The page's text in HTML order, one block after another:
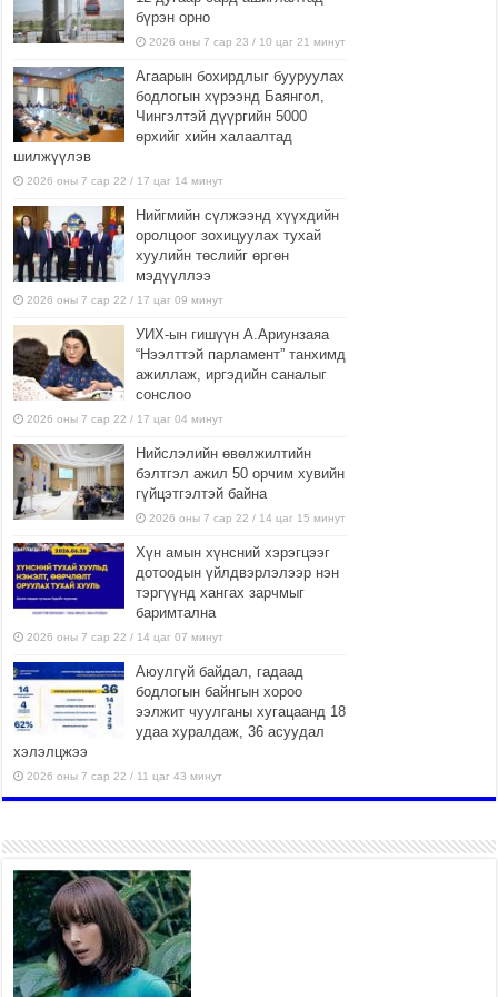
бүрэн орно
2026 оны 7 сар 23 / 10 цаг 21 минут
Агаарын бохирдлыг бууруулах
бодлогын хүрээнд Баянгол,
Чингэлтэй дүүргийн 5000
өрхийг хийн халаалтад
шилжүүлэв
2026 оны 7 сар 22 / 17 цаг 14 минут
Нийгмийн сүлжээнд хүүхдийн
оролцоог зохицуулах тухай
хуулийн төслийг өргөн
мэдүүллээ
2026 оны 7 сар 22 / 17 цаг 09 минут
УИХ-ын гишүүн А.Ариунзаяа
“Нээлттэй парламент” танхимд
ажиллаж, иргэдийн саналыг
сонслоо
2026 оны 7 сар 22 / 17 цаг 04 минут
Нийслэлийн өвөлжилтийн
бэлтгэл ажил 50 орчим хувийн
гүйцэтгэлтэй байна
2026 оны 7 сар 22 / 14 цаг 15 минут
Хүн амын хүнсний хэрэгцээг
дотоодын үйлдвэрлэлээр нэн
тэргүүнд хангах зарчмыг
баримтална
2026 оны 7 сар 22 / 14 цаг 07 минут
Аюулгүй байдал, гадаад
бодлогын байнгын хороо
ээлжит чуулганы хугацаанд 18
удаа хуралдаж, 36 асуудал
хэлэлцжээ
2026 оны 7 сар 22 / 11 цаг 43 минут
боломжтой-Хүүхэд хөгжүүлэх
төв” байгуулах төсөлд төр,
хувийн хэвшлийн түншлэлийн хүрээнд хамтран
ажиллахыг урьж байна
2026 оны 7 сар 22 / 9 цаг 28 минут
Б.Пүрэвдагва: “Урт цагаан”-ыг
залуучууд чөлөөт цагаа